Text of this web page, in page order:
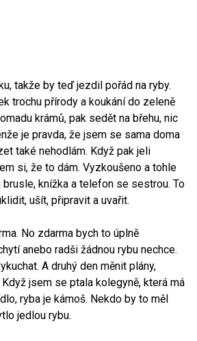
takže by teď jezdil pořád na ryby.
trochu přírody a koukání do zeleně
krámů, pak sedět na břehu, nic
je pravda, že jsem se sama doma
také nehodlám. Když pak jeli
si, že to dám. Vyzkoušeno a tohle
brusle, knížka a telefon se sestrou. To
ušít, připravit a uvařit.
No zdarma bych to úplně
anebo radši žádnou rybu nechce.
A druhý den měnit plány,
jsem se ptala kolegyně, která má
ryba je kámoš. Nekdo by to měl
jedlou rybu.